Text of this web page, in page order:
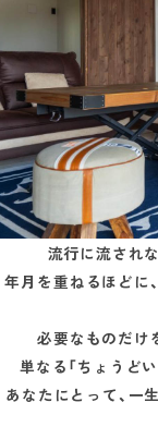
流行に流され
年月を重ねるほどに
必要なものだけ
単なる「ちょうど
あなたにとって、一